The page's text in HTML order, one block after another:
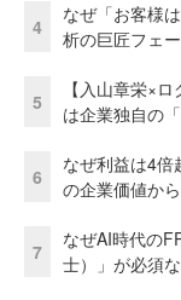
4
なぜ「お客様
析の巨匠フェ
5
【入山章栄×
は企業独自の
6
なぜ利益は4倍
の企業価値か
7
なぜAI時代の
士）」が必須